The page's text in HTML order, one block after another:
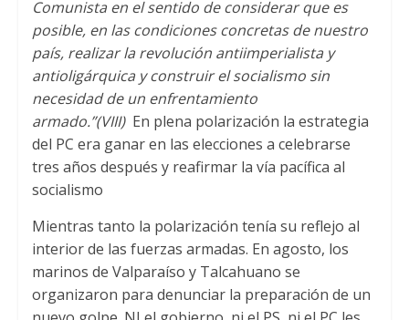
Comunista en el sentido de considerar que es
posible, en las condiciones concretas de nuestro
país, realizar la revolución antiimperialista y
antioligárquica y construir el socialismo sin
necesidad de un enfrentamiento
armado.”(VIII) En plena polarización la estrategia
del PC era ganar en las elecciones a celebrarse
tres años después y reafirmar la vía pacífica al
socialismo
Mientras tanto la polarización tenía su reflejo al
interior de las fuerzas armadas. En agosto, los
marinos de Valparaíso y Talcahuano se
organizaron para denunciar la preparación de un